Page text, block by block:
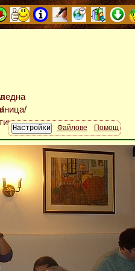
Файлове Помощ